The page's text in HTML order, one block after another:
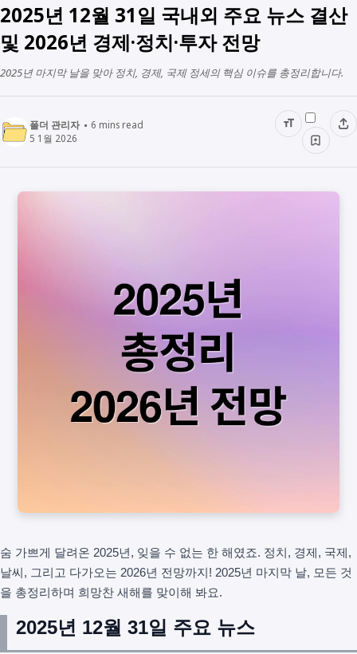
2025년 12월 31일 국내외 주요 뉴스 결산
및 2026년 경제·정치·투자 전망
2025년 마지막 날을 맞아 정치, 경제, 국제 정세의 핵심 이슈를 총정리합니다.
폴더 관리자 6 mins read
5 1월 2026
숨 가쁘게 달려온 2025년, 잊을 수 없는 한 해였죠. 정치, 경제, 국제,
날씨, 그리고 다가오는 2026년 전망까지! 2025년 마지막 날, 모든 것
을 총정리하며 희망찬 새해를 맞이해 봐요.
2025년 12월 31일 주요 뉴스